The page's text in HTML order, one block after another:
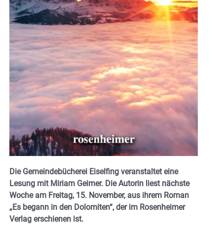
Die Gemeindebücherei Eiselfing veranstaltet eine
Lesung mit Miriam Geimer. Die Autorin liest nächste
Woche am Freitag, 15. November, aus ihrem Roman
„Es begann in den Dolomiten“, der im Rosenheimer
Verlag erschienen ist.